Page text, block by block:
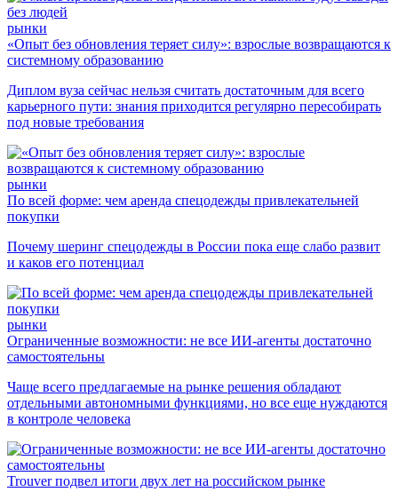
рынки
«Опыт без обновления теряет силу»: взрослые возвращаются к
системному образованию
Диплом вуза сейчас нельзя считать достаточным для всего
карьерного пути: знания приходится регулярно пересобирать
под новые требования
рынки
По всей форме: чем аренда спецодежды привлекательней
покупки
Почему шеринг спецодежды в России пока еще слабо развит
и каков его потенциал
рынки
Ограниченные возможности: не все ИИ-агенты достаточно
самостоятельны
Чаще всего предлагаемые на рынке решения обладают
отдельными автономными функциями, но все еще нуждаются
в контроле человека
Trouver подвел итоги двух лет на российском рынке